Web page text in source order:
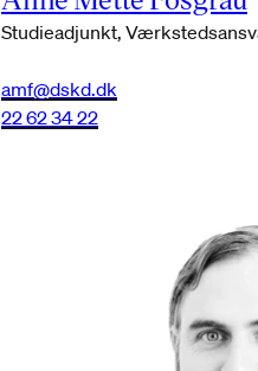
Studieadjunkt,
amf@dskd.dk
22 62 34 22